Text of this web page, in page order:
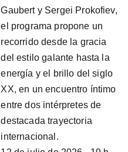
Gaubert y Sergei Prokofiev,
el programa propone un
recorrido desde la gracia
del estilo galante hasta la
energía y el brillo del siglo
XX, en un encuentro íntimo
entre dos intérpretes de
destacada trayectoria
internacional.